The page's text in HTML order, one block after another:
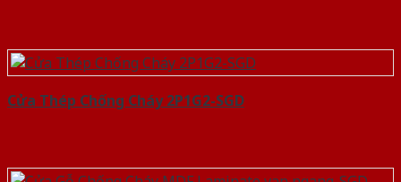
Cửa Thép Chống Cháy 2P1G2-SGD